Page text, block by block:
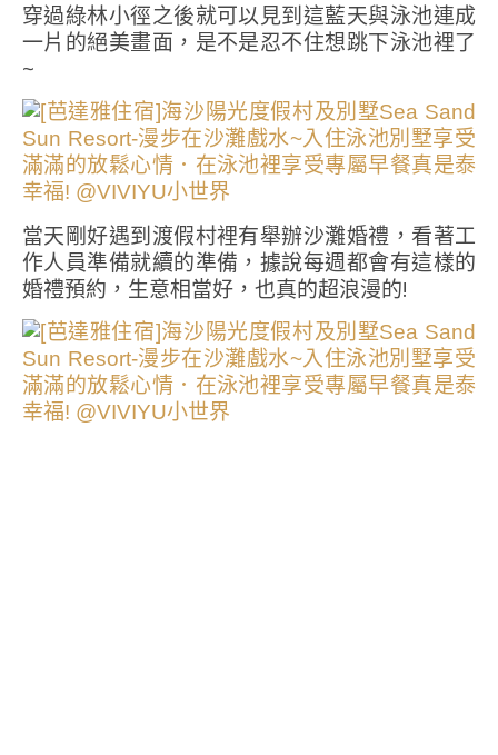
穿過綠林小徑之後就可以見到這藍天與泳池連成
一片的絕美畫面，是不是忍不住想跳下泳池裡了
~
當天剛好遇到渡假村裡有舉辦沙灘婚禮，看著工
作人員準備就續的準備，據說每週都會有這樣的
婚禮預約，生意相當好，也真的超浪漫的!